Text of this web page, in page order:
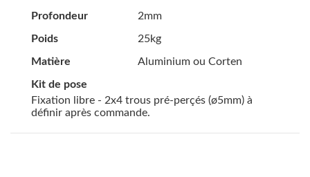
Profondeur 2mm
Poids 25kg
Matière Aluminium ou Corten
Kit de pose
Fixation libre - 2x4 trous pré-perçés (ø5mm) à
définir après commande.